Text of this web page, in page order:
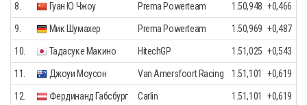
8. Гуан Ю Чжоу Prema Powerteam 1.50,948 +0,466
9. Мик Шумахер Prema Powerteam 1.50,969 +0,487
10. Тадасуке Макино HitechGP 1.51,025 +0,543
11. Джоуи Моусон Van Amersfoort Racing 1.51,101 +0,619
12. Фердинанд Габсбург Carlin 1.51,101 +0,619